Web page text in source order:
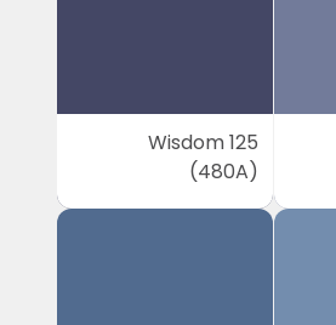
Wisdom 125
(480A)